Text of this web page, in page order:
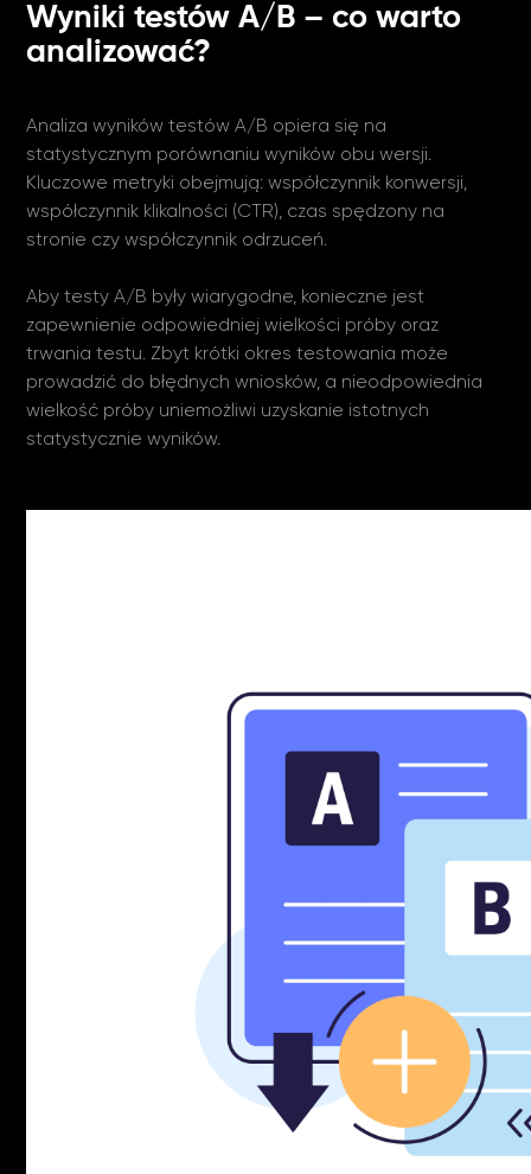
Wyniki testów A/B – co warto
analizować?
Analiza wyników testów A/B opiera się na
statystycznym porównaniu wyników obu wersji.
Kluczowe metryki obejmują: współczynnik konwersji,
współczynnik klikalności (CTR), czas spędzony na
stronie czy współczynnik odrzuceń.
Aby testy A/B były wiarygodne, konieczne jest
zapewnienie odpowiedniej wielkości próby oraz
trwania testu. Zbyt krótki okres testowania może
prowadzić do błędnych wniosków, a nieodpowiednia
wielkość próby uniemożliwi uzyskanie istotnych
statystycznie wyników.